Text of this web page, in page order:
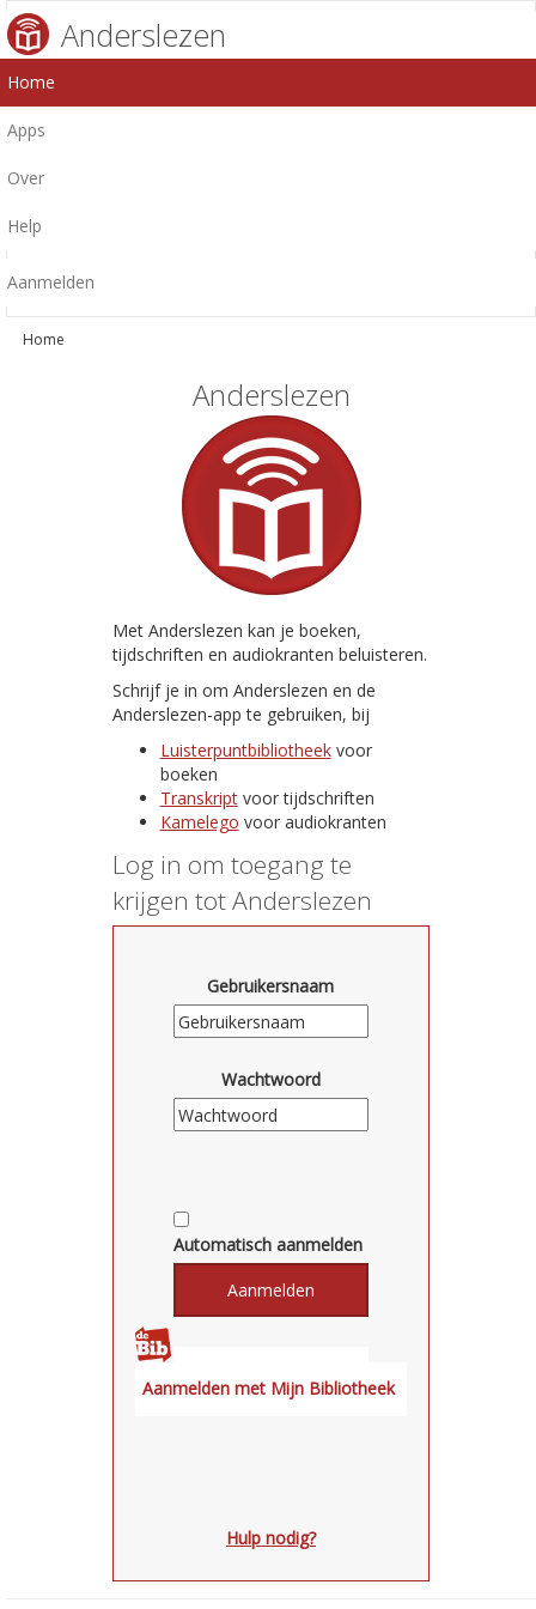
Anderslezen
Home
Apps
Over
Help
Aanmelden
Home
Anderslezen
Met Anderslezen kan je boeken,
tijdschriften en audiokranten beluisteren.
Schrijf je in om Anderslezen en de
Anderslezen-app te gebruiken, bij
Luisterpuntbibliotheekvoor
boeken
Transkriptvoor tijdschriften
Kamelego voor audiokranten
Log in om toegang te
krijgen tot Anderslezen
Gebruikersnaam
Wachtwoord
Automatisch aanmelden
Hulp nodig?